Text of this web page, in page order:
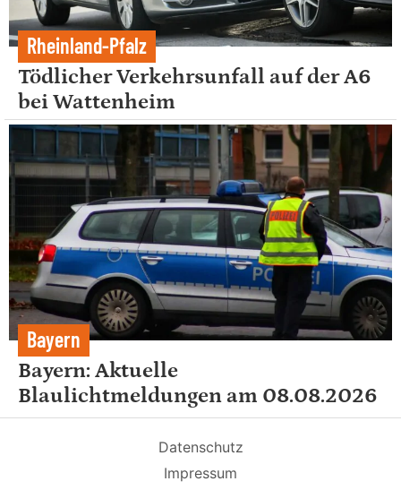
Rheinland-Pfalz
Tödlicher Verkehrsunfall auf der A6
bei Wattenheim
Bayern
Bayern: Aktuelle
Blaulichtmeldungen am 08.08.2026
Datenschutz
Impressum